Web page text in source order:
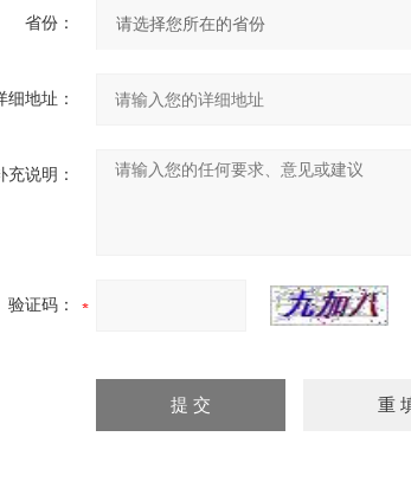
省份：
细地址：
充说明：
验证码：